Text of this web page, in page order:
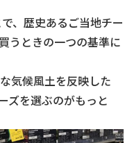
、歴史あるご当地チー
うときの一つの基準に
気候風土を反映した
ズを選ぶのがもっと